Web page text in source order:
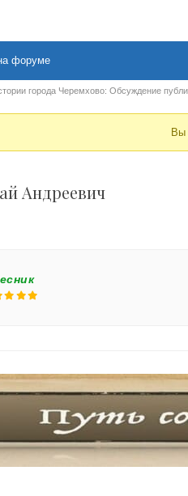
форуме
города Черемхово: Обсуждение
Вы
Андреевич